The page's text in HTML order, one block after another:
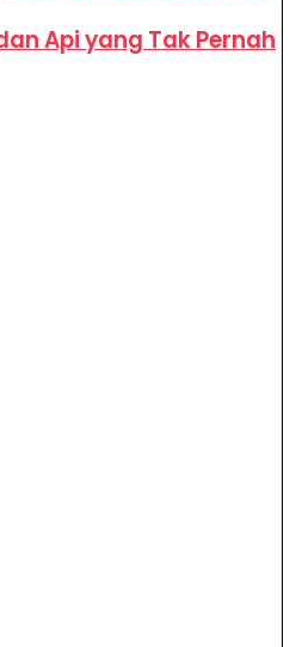
Api yang Tak Pernah